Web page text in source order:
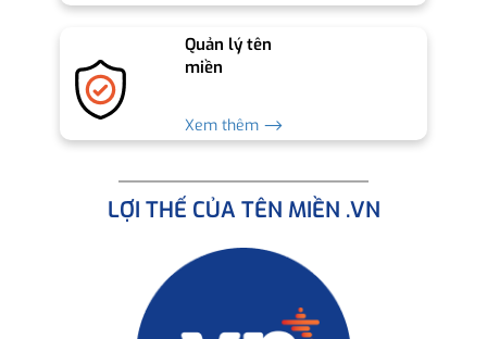
Quản lý tên
miền
Xem thêm ⟶
LỢI THẾ CỦA TÊN MIỀN .VN